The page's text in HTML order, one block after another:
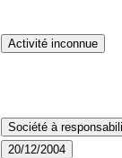
Activité inconnue
Société à
20/12/2004